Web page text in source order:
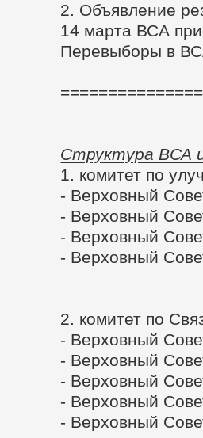
2. Объявление
14 марта ВСА
Перевыборы в
Структура
1. комитет по
- Верховный
- Верховный
- Верховный
- Верховный
2. комитет по
- Верховный
- Верховный
- Верховный
- Верховный
- Верховный